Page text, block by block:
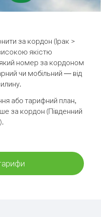
за кордон (Ірак >
якістю
номер за кордоном
чи мобільний — від
або тарифний план,
за кордон (Південний